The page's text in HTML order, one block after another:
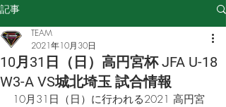
記事
10月31日（日）高円宮杯 JFA U-18
W3-A VS城北埼玉 試合情報
TEAM
2021年10月30日
10月31日（日）に行われる2021 高円宮